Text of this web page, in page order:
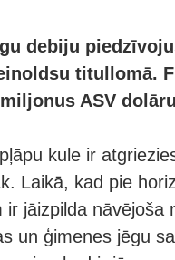
debiju
titullomā.
ASV
kule ir
Laikā, kad pie
jāizpilda nāvējoša
un ģimenes jēgu